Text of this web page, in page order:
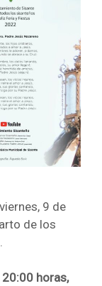
9 de
de los
horas,